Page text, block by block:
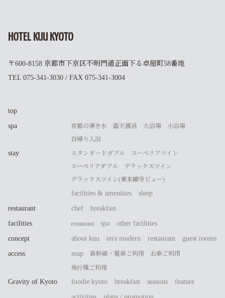
HOTEL KUU KYOTO
〒600-8158 京都市下京区不明門通正面下る卓屋町58番地
TEL 075-341-3030 / FAX 075-341-3004
top
spa
京都の湧き水 露天風呂 大浴場
小浴場
日帰り入浴
stay スタンダードダブル
スーペリアツイン
スーペリアダブル
デラックスツイン
デラックスツイン(東本願寺ビュー)
facilities & amenities
sleep
restaurant
chef
breakfast
facilities
restaurant spa
other facilities
concept
about kuu tera modern restaurant
guest rooms
access
map 新幹線・電車ご利用
お車ご利用
飛行機ご利用
Gravity of Kyoto foodie kyoto breakfast seasons
feature